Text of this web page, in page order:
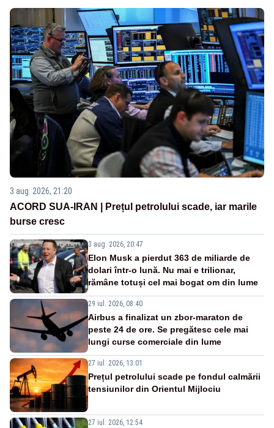
3 aug. 2026, 21:20
ACORD SUA-IRAN | Prețul petrolului scade, iar marile
burse cresc
3 aug. 2026, 20:47
Elon Musk a pierdut 363 de miliarde de
dolari într-o lună. Nu mai e trilionar,
rămâne totuși cel mai bogat om din lume
29 iul. 2026, 08:40
Airbus a finalizat un zbor-maraton de
peste 24 de ore. Se pregătesc cele mai
lungi curse comerciale din lume
27 iul. 2026, 13:01
Prețul petrolului scade pe fondul calmării
tensiunilor din Orientul Mijlociu
27 iul. 2026, 12:54